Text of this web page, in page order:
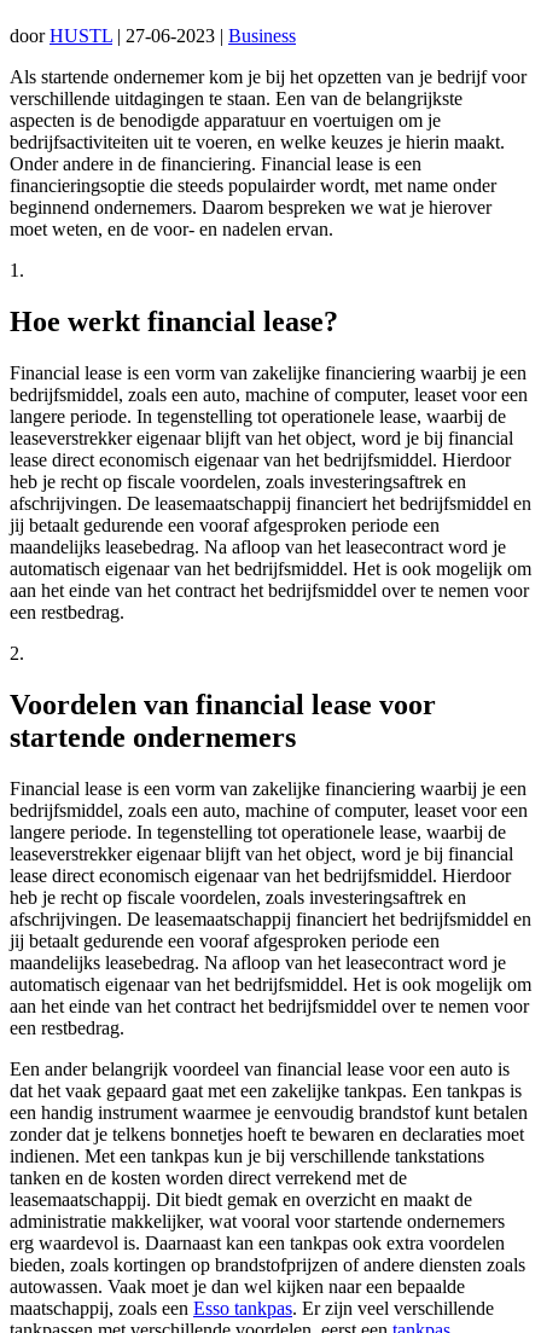
doorHUSTL | 27-06-2023 | Business
Als startende ondernemer kom je bij het opzetten van je bedrijf voor
verschillende uitdagingen te staan. Een van de belangrijkste
aspecten is de benodigde apparatuur en voertuigen om je
bedrijfsactiviteiten uit te voeren, en welke keuzes je hierin maakt.
Onder andere in de financiering. Financial lease is een
financieringsoptie die steeds populairder wordt, met name onder
beginnend ondernemers. Daarom bespreken we wat je hierover
moet weten, en de voor- en nadelen ervan.
1.
Hoe werkt financial lease?
Financial lease is een vorm van zakelijke financiering waarbij je een
bedrijfsmiddel, zoals een auto, machine of computer, leaset voor een
langere periode. In tegenstelling tot operationele lease, waarbij de
leaseverstrekker eigenaar blijft van het object, word je bij financial
lease direct economisch eigenaar van het bedrijfsmiddel. Hierdoor
heb je recht op fiscale voordelen, zoals investeringsaftrek en
afschrijvingen. De leasemaatschappij financiert het bedrijfsmiddel en
jij betaalt gedurende een vooraf afgesproken periode een
maandelijks leasebedrag. Na afloop van het leasecontract word je
automatisch eigenaar van het bedrijfsmiddel. Het is ook mogelijk om
aan het einde van het contract het bedrijfsmiddel over te nemen voor
een restbedrag.
2.
Voordelen van financial lease voor
startende ondernemers
Financial lease is een vorm van zakelijke financiering waarbij je een
bedrijfsmiddel, zoals een auto, machine of computer, leaset voor een
langere periode. In tegenstelling tot operationele lease, waarbij de
leaseverstrekker eigenaar blijft van het object, word je bij financial
lease direct economisch eigenaar van het bedrijfsmiddel. Hierdoor
heb je recht op fiscale voordelen, zoals investeringsaftrek en
afschrijvingen. De leasemaatschappij financiert het bedrijfsmiddel en
jij betaalt gedurende een vooraf afgesproken periode een
maandelijks leasebedrag. Na afloop van het leasecontract word je
automatisch eigenaar van het bedrijfsmiddel. Het is ook mogelijk om
aan het einde van het contract het bedrijfsmiddel over te nemen voor
een restbedrag.
Een ander belangrijk voordeel van financial lease voor een auto is
dat het vaak gepaard gaat met een zakelijke tankpas. Een tankpas is
een handig instrument waarmee je eenvoudig brandstof kunt betalen
zonder dat je telkens bonnetjes hoeft te bewaren en declaraties moet
indienen. Met een tankpas kun je bij verschillende tankstations
tanken en de kosten worden direct verrekend met de
leasemaatschappij. Dit biedt gemak en overzicht en maakt de
administratie makkelijker, wat vooral voor startende ondernemers
erg waardevol is. Daarnaast kan een tankpas ook extra voordelen
bieden, zoals kortingen op brandstofprijzen of andere diensten zoals
autowassen. Vaak moet je dan wel kijken naar een bepaalde
maatschappij, zoals een Esso tankpas. Er zijn veel verschillende